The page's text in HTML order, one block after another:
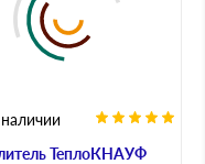
ТеплоКНАУФ